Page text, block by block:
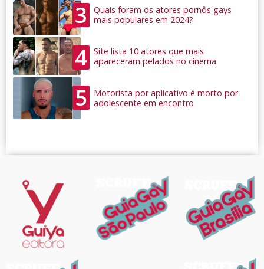
3
Quais foram os atores pornôs gays
mais populares em 2024?
4
Site lista 10 atores que mais
apareceram pelados no cinema
5
Motorista por aplicativo é morto por
adolescente em encontro